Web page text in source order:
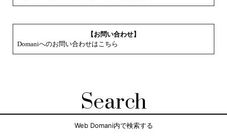
【お問い合わせ】
Domaniへのお問い合わせはこちら
Search
Web Domani内で検索する